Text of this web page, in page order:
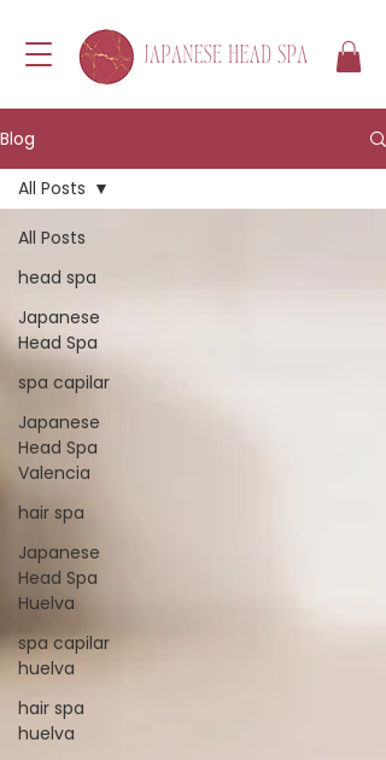
Blog
All Posts
head spa
Japanese
Head Spa
spa capilar
Japanese
Head Spa
Valencia
hair spa
Japanese
Head Spa
Huelva
spa capilar
huelva
hair spa
huelva
All Posts